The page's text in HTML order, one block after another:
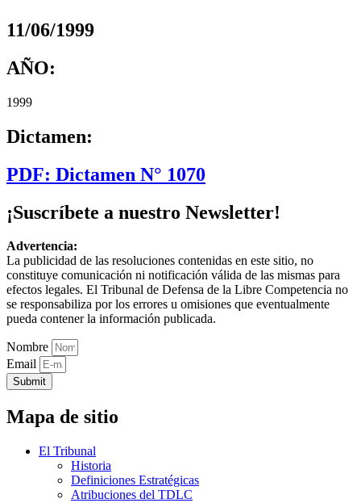
11/06/1999
AÑO:
1999
Dictamen:
PDF: Dictamen N° 1070
¡Suscríbete a nuestro Newsletter!
Advertencia:
La publicidad de las resoluciones contenidas en este sitio, no
constituye comunicación ni notificación válida de las mismas para
efectos legales. El Tribunal de Defensa de la Libre Competencia no
se responsabiliza por los errores u omisiones que eventualmente
pueda contener la información publicada.
Nombre
Email
Submit
Mapa de sitio
El Tribunal
Historia
Definiciones Estratégicas
Atribuciones del TDLC